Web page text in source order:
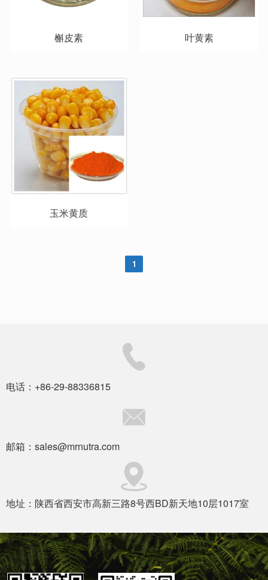
槲皮素 叶黄素
玉米黄质
1
电话：+86-29-88336815
邮箱：sales@mrnutra.com
地址：陕西省西安市高新三路8号西BD新天地10层1017室